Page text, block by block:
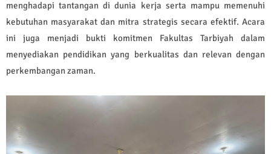
menghadapi tantangan di dunia kerja serta mampu memenuhi
kebutuhan masyarakat dan mitra strategis secara efektif. Acara
ini juga menjadi bukti komitmen Fakultas Tarbiyah dalam
menyediakan pendidikan yang berkualitas dan relevan dengan
perkembangan zaman.